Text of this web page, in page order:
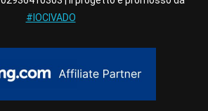
#IOCIVADO